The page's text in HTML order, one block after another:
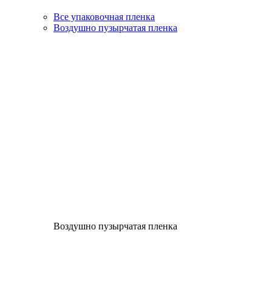
Все упаковочная пленка
Воздушно пузырчатая пленка
Воздушно пузырчатая пленка